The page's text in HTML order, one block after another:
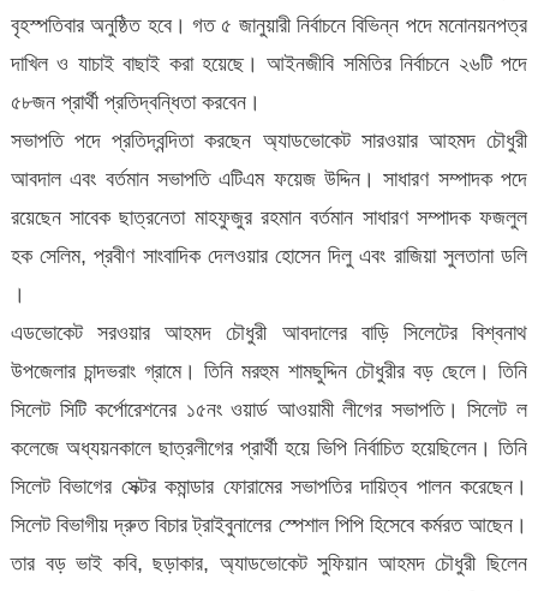
সমিতির
নির্বাচন
২৬পদে
৫৮জন
প্রার্থী
বৃহস্পতিবার অনুষ্ঠিত হবে। গত ৫ জানুয়ারী নির্বাচনে বিভিন্ন পদে মনোনয়নপত্র
দাখিল ও যাচাই বাছাই করা হয়েছে। আইনজীবি সমিতির নির্বাচনে ২৬টি পদে
৫৮জন প্রার্থী প্রতিদ্বন্ধিতা করবেন।
সভাপতি পদে প্রতিদ্বন্দিতা করছেন অ্যাডভোকেট সারওয়ার আহমদ চৌধুরী
আবদাল এবং বর্তমান সভাপতি এটিএম ফয়েজ উদ্দিন। সাধারণ সম্পাদক পদে
রয়েছেন সাবেক ছাত্রনেতা মাহফুজুর রহমান বর্তমান সাধারণ সম্পাদক ফজলুল
হক সেলিম, প্রবীণ সাংবাদিক দেলওয়ার হোসেন দিলু এবং রাজিয়া সুলতানা ডলি
।
এডভোকেট সরওয়ার আহমদ চৌধুরী আবদালের বাড়ি সিলেটের বিশ্বনাথ
উপজেলার চান্দভরাং গ্রামে। তিনি মরহুম শামছুদ্দিন চৌধুরীর বড় ছেলে। তিনি
সিলেট সিটি কর্পোরেশনের ১৫নং ওয়ার্ড আওয়ামী লীগের সভাপতি। সিলেট ল
কলেজে অধ্যয়নকালে ছাত্রলীগের প্রার্থী হয়ে ভিপি নির্বাচিত হয়েছিলেন। তিনি
সিলেট বিভাগের সেক্টর কমান্ডার ফোরামের সভাপতির দায়িত্ব পালন করেছেন।
সিলেট বিভাগীয় দ্রুত বিচার ট্রাইবুনালের স্পেশাল পিপি হিসেবে কর্মরত আছেন।
তার বড় ভাই কবি, ছড়াকার, অ্যাডভোকেট সুফিয়ান আহমদ চৌধুরী ছিলেন